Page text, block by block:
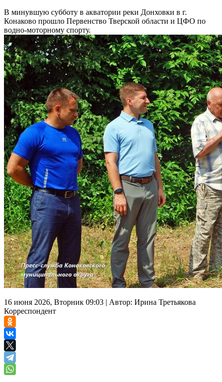
В минувшую субботу в акватории реки Донховки в г.
Конаково прошло Первенство Тверской области и ЦФО по
водно-моторному спорту.
16 июня 2026, Вторник 09:03 | Автор: Ирина Третьякова
Корреспондент